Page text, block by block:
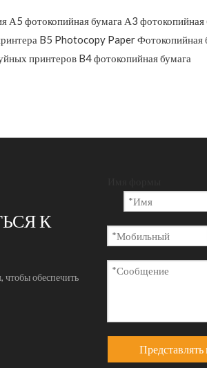
А5 фотокопийная бумага А3 фотокопийная
B5 Photocopy PaperФотокопийная
принтеров B4 фотокопийная бумага
К
чтобы обеспечить
Представлять